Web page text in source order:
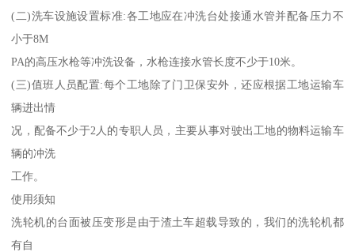
(二)洗车设施设置标准:各工地应在冲洗台处接通水管并配备压力不
小于8M
PA的高压水枪等冲洗设备，水枪连接水管长度不少于10米。
(三)值班人员配置:每个工地除了门卫保安外，还应根据工地运输车
辆进出情
况，配备不少于2人的专职人员，主要从事对驶出工地的物料运输车
辆的冲洗
工作。
使用须知
洗轮机的台面被压变形是由于渣土车超载导致的，我们的洗轮机都
有自